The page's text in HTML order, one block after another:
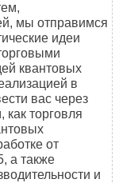
мы отправимся
идеи
квантовых
в
вас через
торговля
от
а также
и